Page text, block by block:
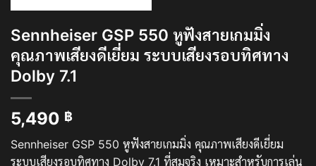
Sennheiser GSP 550 หูฟังสายเกมมิ่ง
คุณภาพเสียงดีเยี่ยม ระบบเสียงรอบทิศทาง
Dolby 7.1
5,490 ฿
Sennheiser GSP 550 หูฟังสายเกมมิ่ง คุณภาพเสียงดีเยี่ยม
ระบบเสียงรอบทิศทาง Dolby 7.1 ที่สมจริง เหมาะสำหรับการเล่น